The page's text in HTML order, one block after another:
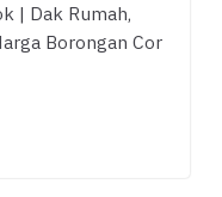
| Dak Rumah,
Borongan Cor